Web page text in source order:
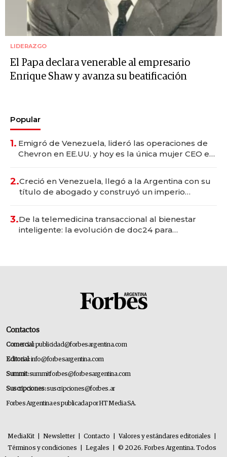
LIDERAZGO
El Papa declara venerable al empresario
Enrique Shaw y avanza su beatificación
Popular
1. Emigró de Venezuela, lideró las operaciones de
Chevron en EE.UU. y hoy es la única mujer CEO en
2.Creció en Venezuela, llegó a la Argentina con su
título de abogado y construyó un imperio
3.De la telemedicina transaccional al bienestar
inteligente: la evolución de doc24 para
Contactos
Comercial:publicidad@forbesargentina.com
Editorial:info@forbesargentina.com
Summit:summitforbes@forbesargentina.com
Suscripciones:suscripciones@forbes.ar
Forbes Argentina es publicada por HT Media SA.
MediaKit Newsletter Contacto Valores y estándares editoriales
Términos y condiciones
Legales
© 2026. Forbes Argentina. Todos